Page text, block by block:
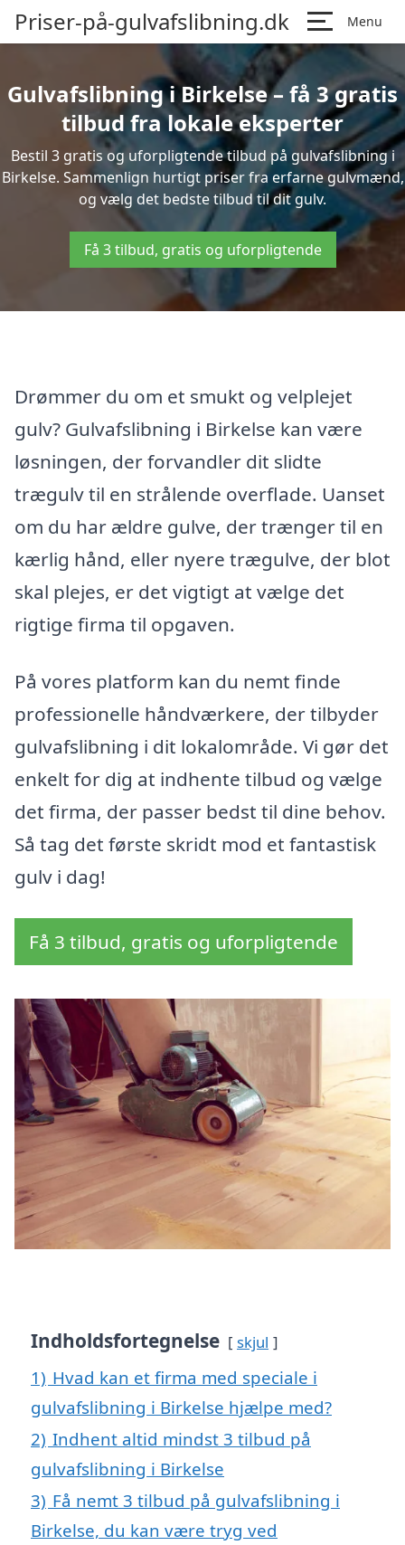
Priser-på-gulvafslibning.dk Menu
Gulvafslibning i Birkelse – få 3 gratis
tilbud fra lokale eksperter
Bestil 3 gratis og uforpligtende tilbud på gulvafslibning i
Birkelse. Sammenlign hurtigt priser fra erfarne gulvmænd,
og vælg det bedste tilbud til dit gulv.
Få 3 tilbud, gratis og uforpligtende
Drømmer du om et smukt og velplejet
gulv? Gulvafslibning i Birkelse kan være
løsningen, der forvandler dit slidte
trægulv til en strålende overflade. Uanset
om du har ældre gulve, der trænger til en
kærlig hånd, eller nyere trægulve, der blot
skal plejes, er det vigtigt at vælge det
rigtige firma til opgaven.
På vores platform kan du nemt finde
professionelle håndværkere, der tilbyder
gulvafslibning i dit lokalområde. Vi gør det
enkelt for dig at indhente tilbud og vælge
det firma, der passer bedst til dine behov.
Så tag det første skridt mod et fantastisk
gulv i dag!
Få 3 tilbud, gratis og uforpligtende
Indholdsfortegnelse skjul
1) Hvad kan et firma med speciale i
gulvafslibning i Birkelse hjælpe med?
2) Indhent altid mindst 3 tilbud på
gulvafslibning i Birkelse
3) Få nemt 3 tilbud på gulvafslibning i
Birkelse, du kan være tryg ved